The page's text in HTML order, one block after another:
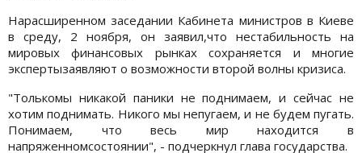
Нарасширенном заседании Кабинета министров в Киеве
в среду, 2 ноября, он заявил,что нестабильность на
мировых финансовых рынках сохраняется и многие
экспертызаявляют о возможности второй волны кризиса.
"Толькомы никакой паники не поднимаем, и сейчас не
хотим поднимать. Никого мы непугаем, и не будем пугать.
Понимаем, что весь мир находится в
напряженномсостоянии", - подчеркнул глава государства.